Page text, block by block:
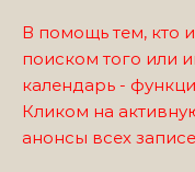
В помощь тем, кто
поиском того или
календарь -
Кликом на
анонсы всех